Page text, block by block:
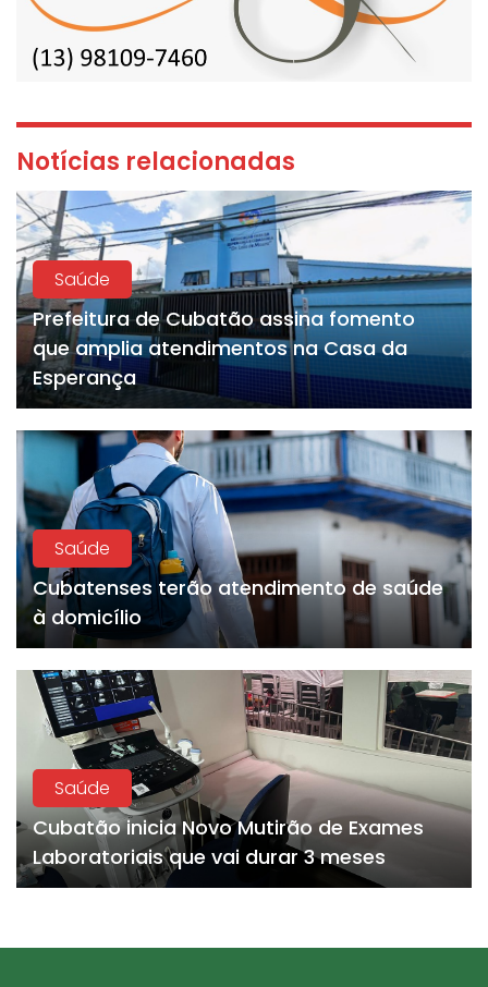
Notícias relacionadas
Saúde
Prefeitura de Cubatão assina fomento
que amplia atendimentos na Casa da
Esperança
Saúde
Cubatenses terão atendimento de saúde
à domicílio
Saúde
Cubatão inicia Novo Mutirão de Exames
Laboratoriais que vai durar 3 meses